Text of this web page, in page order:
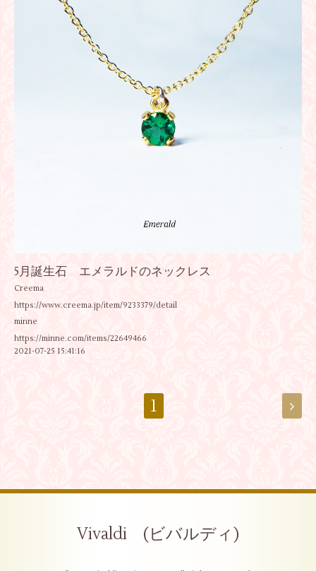
5月誕生石 エメラルドのネックレス
Creema
https://www.creema.jp/item/9233379/detail
minne
https://minne.com/items/22649466
2021-07-25 15:41:16
1
Vivaldi (ビバルディ)